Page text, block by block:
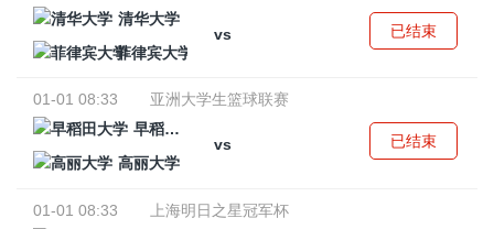
清华大学
vs
菲律宾大学
已结束
01-01 08:33
亚洲大学生篮球联赛
早稻田大学
vs
高丽大学
已结束
01-01 08:33
上海明日之星冠军杯